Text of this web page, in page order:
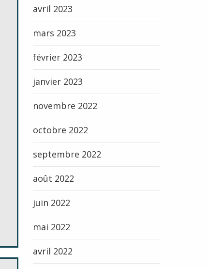
avril 2023
mars 2023
février 2023
janvier 2023
novembre 2022
octobre 2022
septembre 2022
août 2022
juin 2022
mai 2022
avril 2022